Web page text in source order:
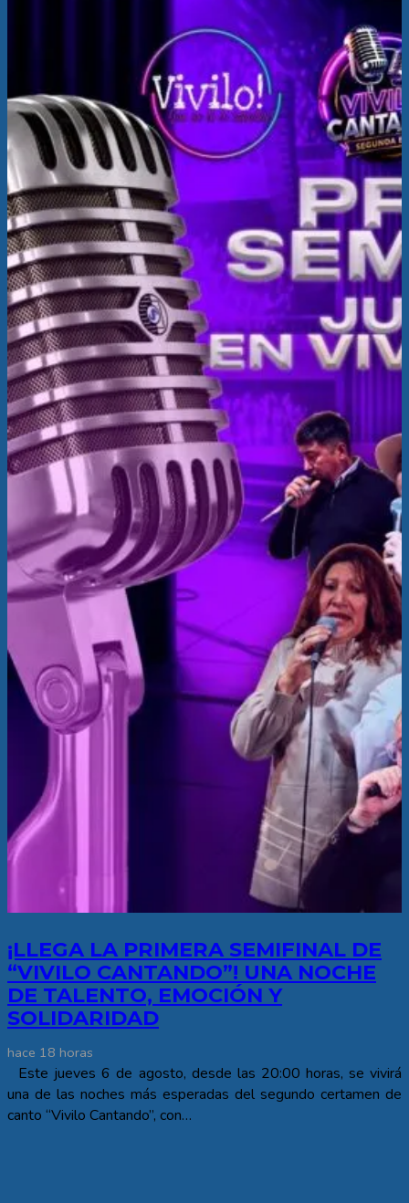
¡LLEGA LA PRIMERA SEMIFINAL DE
“VIVILO CANTANDO”! UNA NOCHE
DE TALENTO, EMOCIÓN Y
SOLIDARIDAD
hace 18 horas
Este jueves 6 de agosto, desde las 20:00 horas, se vivirá
una de las noches más esperadas del segundo certamen de
canto “Vivilo Cantando”, con…